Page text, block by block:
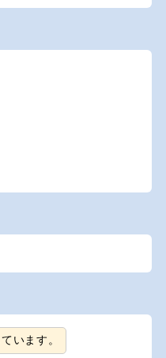
います。